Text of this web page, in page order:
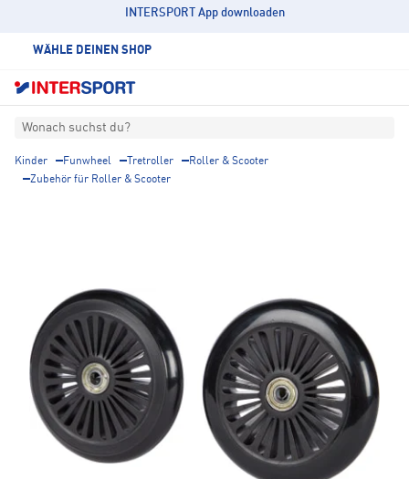
INTERSPORT App downloaden
WÄHLE DEINEN SHOP
Wonach suchst du?
Kinder Funwheel Tretroller
Roller & Scooter
Zubehör für Roller & Scooter